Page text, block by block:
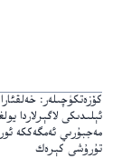
كۆزەتكۈچىلەر:
ئېلىدىكى لاگېرلاردا
مەجبۇرىي ئەمگەككە
تۇرۇشى كېرەك